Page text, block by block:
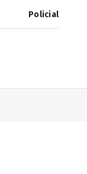
Policial